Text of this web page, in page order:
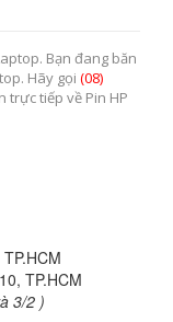
Bạn đang băn
Hãy gọi (08)
trực tiếp về Pin HP
TP.HCM
3/2 )